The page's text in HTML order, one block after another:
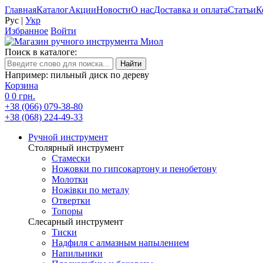
ГлавнаяКаталогАкцииНовостиО насДоставка и оплатаСтатьи
Рус | Укр
Избранное Войти
Поиск в каталоге:
Например: пильный диск по дереву
Корзина
0 0 грн.
+38 (066) 079-38-80
+38 (068) 224-49-33
Ручной инструмент
Столярный инструмент
Стамески
Ножовки по гипсокартону и пенобетону
Молотки
Ножівки по металу
Отвертки
Топоры
Слесарный инструмент
Тиски
Надфиля с алмазным напылением
Напильники